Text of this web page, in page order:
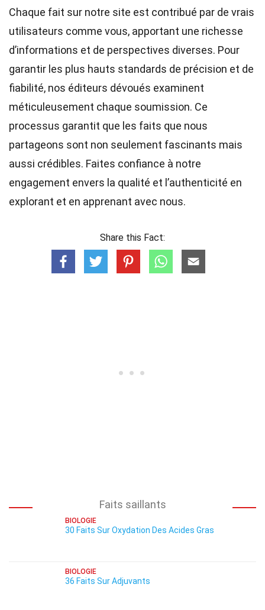
Chaque fait sur notre site est contribué par de vrais
utilisateurs comme vous, apportant une richesse
d’informations et de perspectives diverses. Pour
garantir les plus hauts standards de précision et de
fiabilité, nos éditeurs dévoués examinent
méticuleusement chaque soumission. Ce
processus garantit que les faits que nous
partageons sont non seulement fascinants mais
aussi crédibles. Faites confiance à notre
engagement envers la qualité et l’authenticité en
explorant et en apprenant avec nous.
Share this Fact:
Faits saillants
BIOLOGIE
30 Faits Sur Oxydation Des Acides Gras
BIOLOGIE
36 Faits Sur Adjuvants